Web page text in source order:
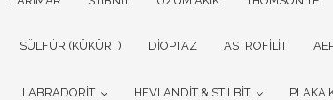
SÜLFÜR (KÜKÜRT) DİOPTAZ ASTROFİLİT
LABRADORİT HEVLANDİT & STİLBİT PLAKA